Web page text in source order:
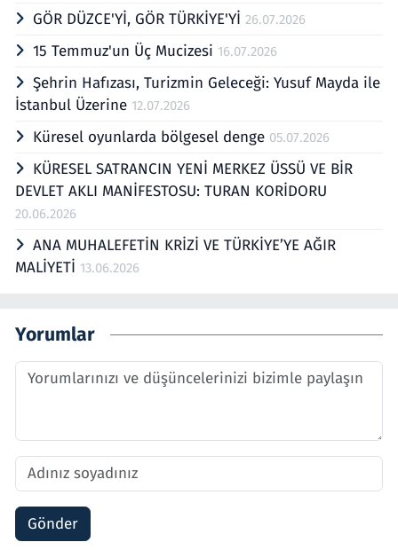
GÖR DÜZCE'Yİ, GÖR TÜRKİYE'Yİ 26.07.2026
15 Temmuz'un Üç Mucizesi 16.07.2026
Şehrin Hafızası, Turizmin Geleceği: Yusuf Mayda ile
İstanbul Üzerine 12.07.2026
Küresel oyunlarda bölgesel denge 05.07.2026
KÜRESEL SATRANCIN YENİ MERKEZ ÜSSÜ VE BİR
DEVLET AKLI MANİFESTOSU: TURAN KORİDORU
20.06.2026
ANA MUHALEFETİN KRİZİ VE TÜRKİYE’YE AĞIR
MALİYETİ 13.06.2026
Yorumlar
Gönder